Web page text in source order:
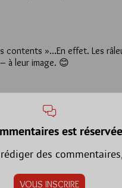
contents »…En effet. Les
à leur image. 😊
est
des
VOUS INSCRIRE